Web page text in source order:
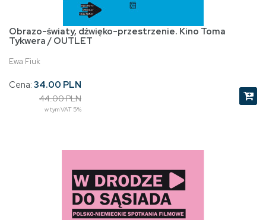
Obrazo-światy, dźwięko-przestrzenie. Kino Toma
Tykwera / OUTLET
Ewa Fiuk
Cena: 34.00 PLN
44.00 PLN
w tym VAT 5%